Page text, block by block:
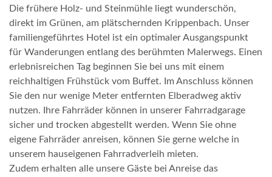
Die frühere Holz- und Steinmühle liegt wunderschön,
direkt im Grünen, am plätschernden Krippenbach. Unser
familiengeführtes Hotel ist ein optimaler Ausgangspunkt
für Wanderungen entlang des berühmten Malerwegs. Einen
erlebnisreichen Tag beginnen Sie bei uns mit einem
reichhaltigen Frühstück vom Buffet. Im Anschluss können
Sie den nur wenige Meter entfernten Elberadweg aktiv
nutzen. Ihre Fahrräder können in unserer Fahrradgarage
sicher und trocken abgestellt werden. Wenn Sie ohne
eigene Fahrräder anreisen, können Sie gerne welche in
unserem hauseigenen Fahrradverleih mieten.
Zudem erhalten alle unsere Gäste bei Anreise das